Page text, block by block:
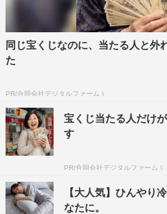
木村佳乃 設楽統
同じ宝くじなのに、当たる人と外
た
PR(合同会社デジタルファーム )
宝くじ当たる人だけ
す
PR(合同会社デジタルファーム )
【大人気】ひんやり
なたに。